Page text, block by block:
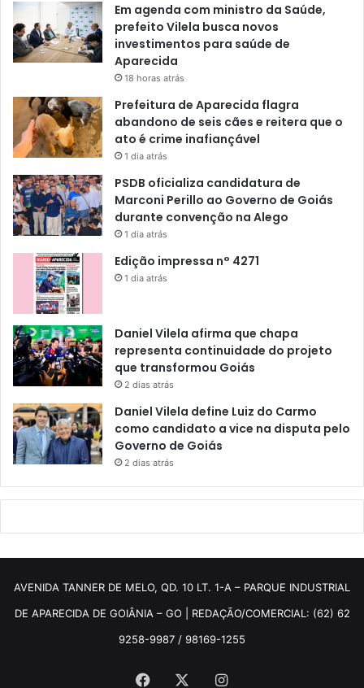
Em agenda com ministro da Saúde,
prefeito Vilela busca novos
investimentos para saúde de
Aparecida
18 horas atrás
Prefeitura de Aparecida flagra
abandono de seis cães e reitera que o
ato é crime inafiançável
1 dia atrás
PSDB oficializa candidatura de
Marconi Perillo ao Governo de Goiás
durante convenção na Alego
1 dia atrás
Edição impressa n° 4271
1 dia atrás
Daniel Vilela afirma que chapa
representa continuidade do projeto
que transformou Goiás
2 dias atrás
Daniel Vilela define Luiz do Carmo
como candidato a vice na disputa pelo
Governo de Goiás
2 dias atrás
AVENIDA TANNER DE MELO, QD. 10 LT. 1-A – PARQUE INDUSTRIAL
DE APARECIDA DE GOIÂNIA – GO | REDAÇÃO/COMERCIAL: (62) 62
9258-9987 / 98169-1255
Facebook Instagram